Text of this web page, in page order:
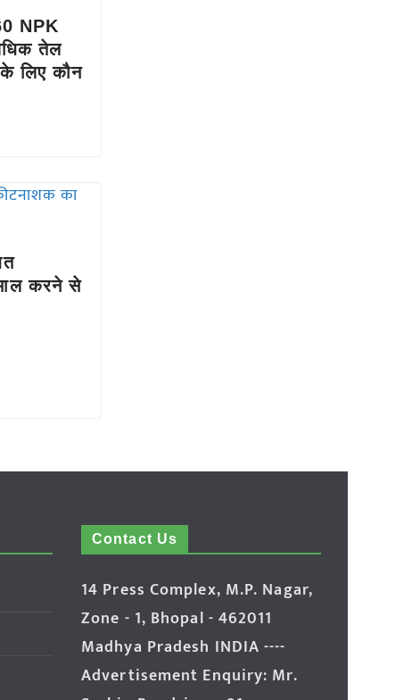
NPK
तेल
लिए कौन
करने से
Contact Us
14 Press Complex, M.P. Nagar,
Zone - 1, Bhopal - 462011
Madhya Pradesh INDIA ----
Advertisement Enquiry: Mr.